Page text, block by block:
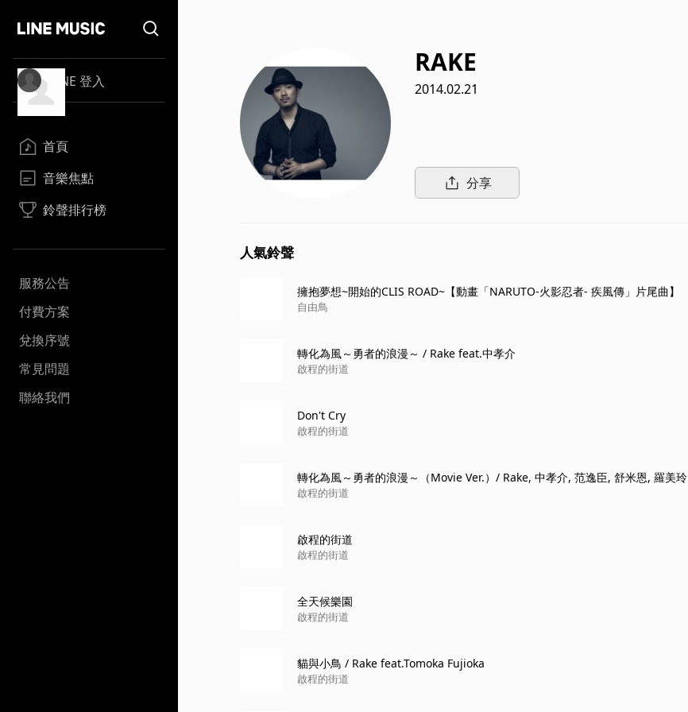
LINE 登入
首頁
音樂焦點
鈴聲排行榜
服務公告
付費方案
兌換序號
常見問題
聯絡我們
RAKE
2014.02.21
分享
人氣鈴聲
擁抱夢想~開始的CLIS ROAD~【動畫「NARUTO-火影忍者- 疾風傳」片尾曲】
自由鳥
轉化為風～勇者的浪漫～ / Rake feat.中孝介
啟程的街道
Don't Cry
啟程的街道
轉化為風～勇者的浪漫～（Movie Ver.）/ Rake, 中孝介, 范逸臣, 舒米恩, 羅美玲
啟程的街道
啟程的街道
啟程的街道
全天候樂園
啟程的街道
貓與小鳥 / Rake feat.Tomoka Fujioka
啟程的街道